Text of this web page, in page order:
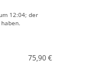
12:04; der
75,90 €